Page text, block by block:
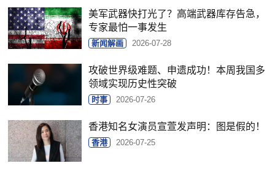
美军武器快打光了？高端武器库存告急，
专家最怕一事发生
新闻解画 2026-07-28
攻破世界级难题、申遗成功！本周我国多
领域实现历史性突破
时事 2026-07-26
香港知名女演员宣萱发声明：图是假的！
香港 2026-07-25